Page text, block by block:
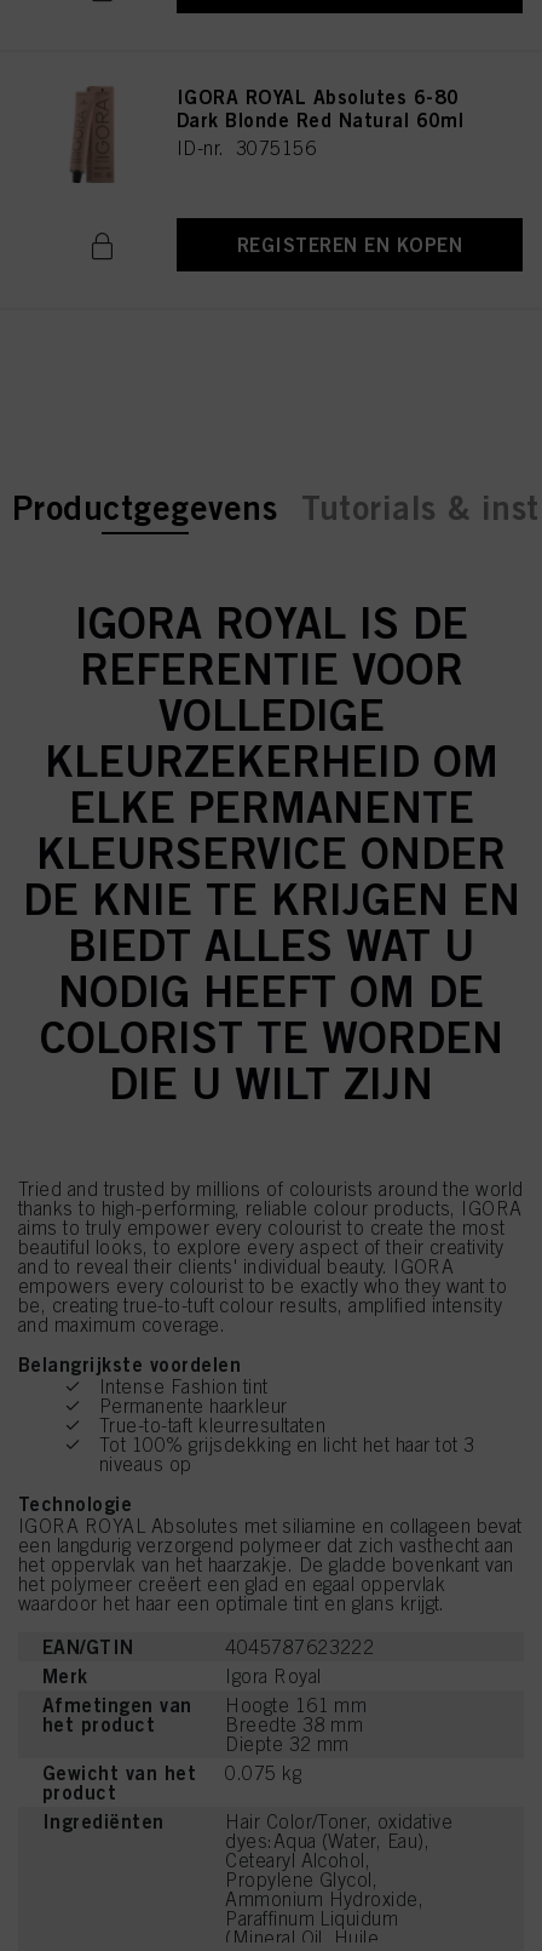
IGORA ROYAL Absolutes 6-80
Dark Blonde Red Natural 60ml
ID-nr. 3075156
REGISTEREN EN KOPEN
current tab:
current tab:
Productgegevens Tutorials &
IGORA ROYAL IS DE
REFERENTIE VOOR
VOLLEDIGE
KLEURZEKERHEID OM
ELKE PERMANENTE
KLEURSERVICE ONDER
DE KNIE TE KRIJGEN EN
BIEDT ALLES WAT U
NODIG HEEFT OM DE
COLORIST TE WORDEN
DIE U WILT ZIJN
Tried and trusted by millions of colourists around the world
thanks to high-performing, reliable colour products, IGORA
aims to truly empower every colourist to create the most
beautiful looks, to explore every aspect of their creativity
and to reveal their clients' individual beauty. IGORA
empowers every colourist to be exactly who they want to
be, creating true-to-tuft colour results, amplified intensity
and maximum coverage.
Belangrijkste voordelen
Intense Fashion tint
Permanente haarkleur
True-to-taft kleurresultaten
Tot 100% grijsdekking en licht het haar tot 3
niveaus op
Technologie
IGORA ROYAL Absolutes met siliamine en collageen bevat
een langdurig verzorgend polymeer dat zich vasthecht aan
het oppervlak van het haarzakje. De gladde bovenkant van
het polymeer creëert een glad en egaal oppervlak
waardoor het haar een optimale tint en glans krijgt.
EAN/GTIN 4045787623222
Merk Igora Royal
Afmetingen van
het product
Hoogte 161 mm
Breedte 38 mm
Diepte 32 mm
Gewicht van het
product
0.075 kg
Ingrediënten
Hair Color/Toner, oxidative
dyes:Aqua (Water, Eau),
Cetearyl Alcohol,
Propylene Glycol,
Ammonium Hydroxide,
Paraffinum Liquidum
(Mineral Oil, Huile